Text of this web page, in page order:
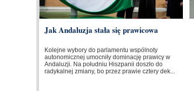
Jak Andaluzja stała się prawicowa
Kolejne wybory do parlamentu wspólnoty
autonomicznej umocniły dominację prawicy w
Andaluzji. Na południu Hiszpanii doszło do
radykalnej zmiany, bo przez prawie cztery dek...